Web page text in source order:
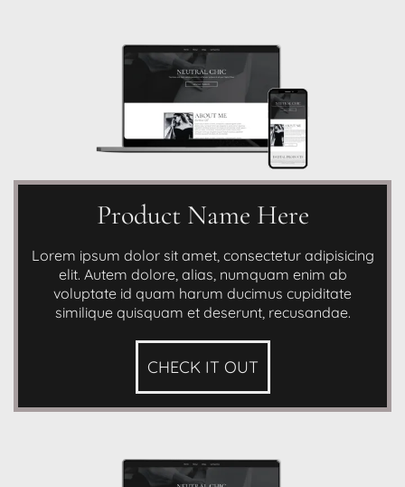
Product Name Here
Lorem ipsum dolor sit amet, consectetur adipisicing
elit. Autem dolore, alias, numquam enim ab
voluptate id quam harum ducimus cupiditate
similique quisquam et deserunt, recusandae.
CHECK IT OUT